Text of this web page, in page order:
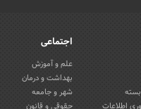
اطلاعات
اجتماعی
علم و آموزش
بهداشت و درمان
شهر و جامعه
حقوقی و قانون